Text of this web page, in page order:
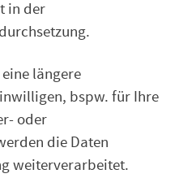
in der
längere
bspw. für Ihre
oder
die Daten
weiterverarbeitet.